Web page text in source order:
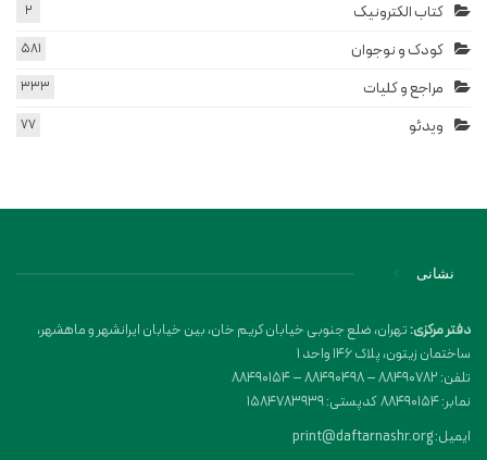
کتاب الکترونیک 2
کودک و نوجوان 581
مراجع و کلیات 333
ویدئو 77
نشانی
دفتر مرکزی:تهران، ضلع جنوبی خیابان کریم خان، بین خیابان ایرانشهر و ماهشهر،
ساختمان زیتون، پلاک 146 واحد 1
تلفن: 88490782 – 88490498 – 88490154
نمابر: 88490154 کدپستی: 1584783939
ایمیل: print@daftarnashr.org